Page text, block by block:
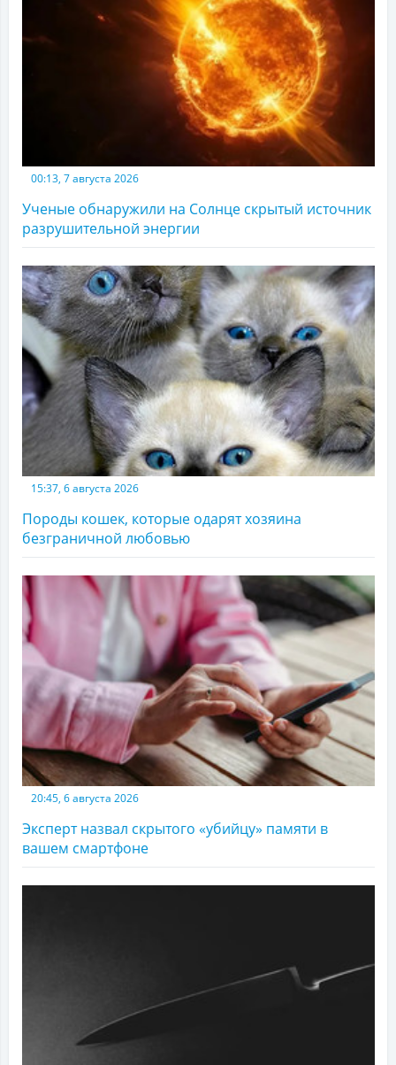
00:13, 7 августа 2026
Ученые обнаружили на Солнце скрытый источник
разрушительной энергии
15:37, 6 августа 2026
Породы кошек, которые одарят хозяина
безграничной любовью
20:45, 6 августа 2026
Эксперт назвал скрытого «убийцу» памяти в
вашем смартфоне